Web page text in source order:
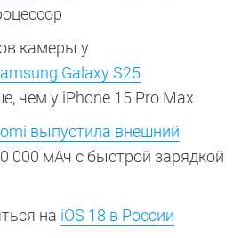
камеры у
Galaxy S25
чем у iPhone 15 Pro Max
выпустила внешний
000 мАч с быстрой зарядкой
на iOS 18 в России